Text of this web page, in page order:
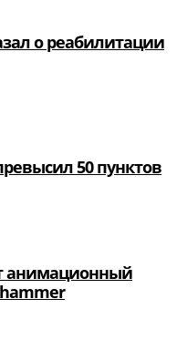
о реабилитации
50 пунктов
анимационный